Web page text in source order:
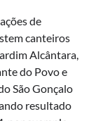
de
canteiros
Alcântara,
do Povo e
São Gonçalo
resultado